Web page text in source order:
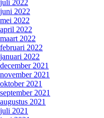
juli 2022
juni 2022
mei 2022
april 2022
maart 2022
februari 2022
januari 2022
december 2021
november 2021
oktober 2021
september 2021
augustus 2021
juli 2021